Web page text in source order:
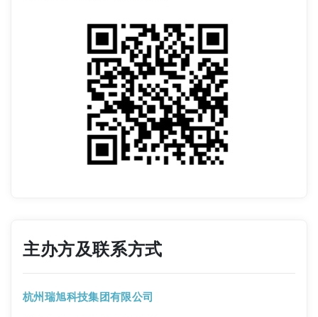
主办方及联系方式
杭州瑞旭科技集团有限公司